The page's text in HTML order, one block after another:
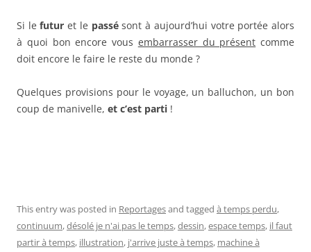
Si lefutur et le passésont à aujourd’hui votre portée alors
à quoi bon encore vous embarrasser du présent comme
doit encore le faire le reste du monde ?
Quelques provisions pour le voyage, un balluchon, un bon
coup de manivelle, et c’est parti !
This entry was posted in Reportagesand tagged à temps perdu,
continuum,désolé je n'ai pas le temps,dessin,espace temps, il faut
partir à temps, illustration, j'arrive juste à temps, machine à